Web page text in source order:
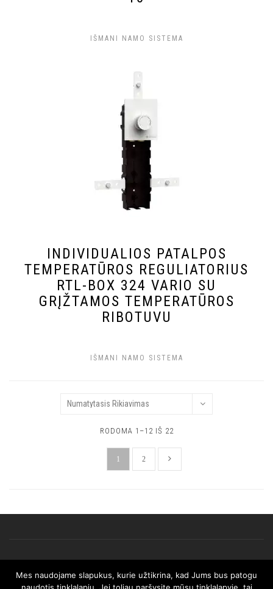
IŠMANI NAMO SISTEMA
INDIVIDUALIOS PATALPOS
TEMPERATŪROS REGULIATORIUS
RTL-BOX 324 VARIO SU
GRĮŽTAMOS TEMPERATŪROS
RIBOTUVU
IŠMANI NAMO SISTEMA
RODOMA 1–12 IŠ 22
1 2
© 2025 AFRISO. Visos teisės saugomos.
Mes naudojame slapukus, kurie užtikrina, kad Jums bus patogu